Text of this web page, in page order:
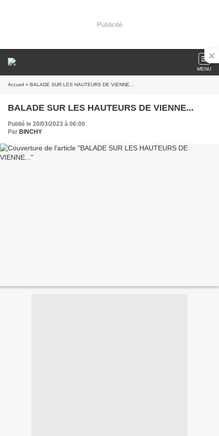
Publicité
MENU
Accueil » BALADE SUR LES HAUTEURS DE VIENNE...
BALADE SUR LES HAUTEURS DE VIENNE...
Publié le 20/03/2023 à 06:00
Par BINCHY